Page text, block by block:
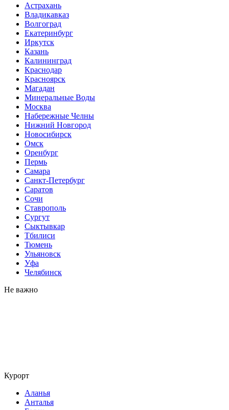
Астрахань
Владикавказ
Волгоград
Екатеринбург
Иркутск
Казань
Калининград
Краснодар
Красноярск
Магадан
Минеральные Воды
Москва
Набережные Челны
Нижний Новгород
Новосибирск
Омск
Оренбург
Пермь
Самара
Санкт-Петербург
Саратов
Сочи
Ставрополь
Сургут
Сыктывкар
Тбилиси
Тюмень
Ульяновск
Уфа
Челябинск
Не важно
Курорт
Аланья
Анталья